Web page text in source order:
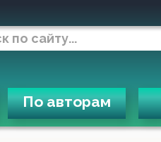
По авторам